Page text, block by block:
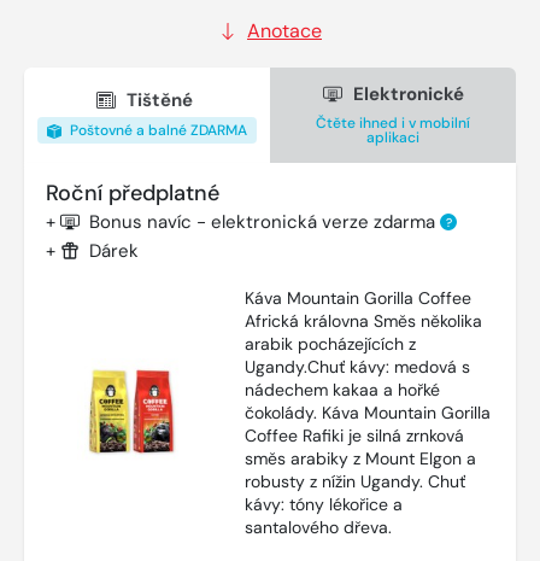
Anotace
Tištěné
Poštovné a balné ZDARMA
Elektronické
Čtěte ihned i v mobilní
aplikaci
Roční předplatné
+ Bonus navíc - elektronická verze zdarma ?
+ Dárek
Káva Mountain Gorilla Coffee
Africká královna Směs několika
arabik pocházejících z
Ugandy.Chuť kávy: medová s
nádechem kakaa a hořké
čokolády. Káva Mountain Gorilla
Coffee Rafiki je silná zrnková
směs arabiky z Mount Elgon a
robusty z nížin Ugandy. Chuť
kávy: tóny lékořice a
santalového dřeva.